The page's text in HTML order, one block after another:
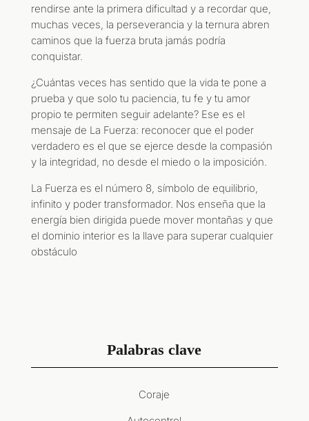
rendirse ante la primera dificultad y a recordar que,
muchas veces, la perseverancia y la ternura abren
caminos que la fuerza bruta jamás podría
conquistar.
¿Cuántas veces has sentido que la vida te pone a
prueba y que solo tu paciencia, tu fe y tu amor
propio te permiten seguir adelante? Ese es el
mensaje de La Fuerza: reconocer que el poder
verdadero es el que se ejerce desde la compasión
y la integridad, no desde el miedo o la imposición
La Fuerza es el número 8, símbolo de equilibrio,
infinito y poder transformador. Nos enseña que la
energía bien dirigida puede mover montañas y que
el dominio interior es la llave para superar cualquier
obstáculo
Palabras clave
Coraje